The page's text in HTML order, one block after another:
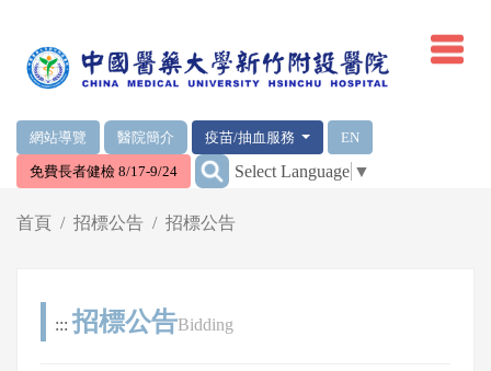
網站導覽 醫院簡介 疫苗/抽血服務 EN
免費長者健檢 8/17-9/24 ::: Select Language ▼
首頁 招標公告 招標公告
::: 招標公告Bidding